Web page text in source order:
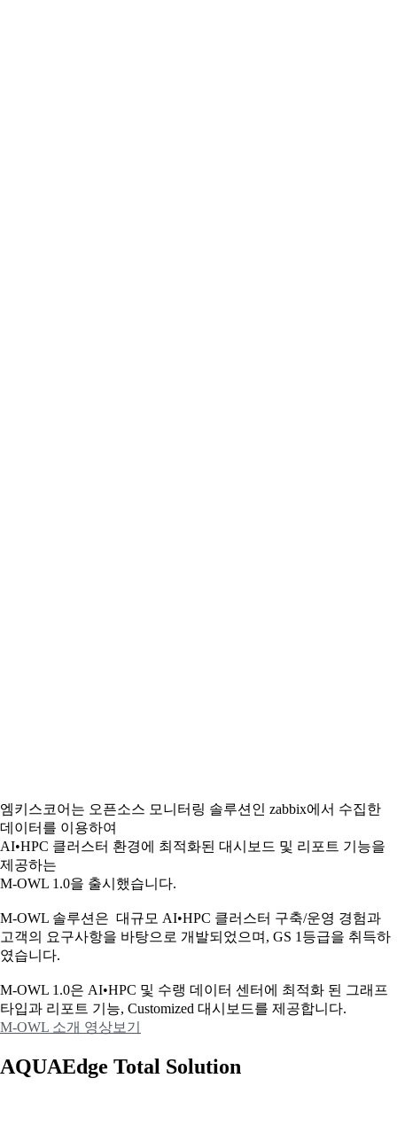
엠키스코어는 오픈소스 모니터링 솔루션인 zabbix에서 수집한
데이터를 이용하여
AI•HPC 클러스터 환경에 최적화된 대시보드 및 리포트 기능을
제공하는
M-OWL 1.0을 출시했습니다.
M-OWL 솔루션은 대규모 AI•HPC 클러스터 구축/운영 경험과
고객의 요구사항을 바탕으로 개발되었으며, GS 1등급을 취득하
였습니다.
M-OWL 1.0은 AI•HPC 및 수랭 데이터 센터에 최적화 된 그래프
타입과 리포트 기능, Customized 대시보드를 제공합니다.
M-OWL 소개 영상보기
AQUAEdge Total Solution